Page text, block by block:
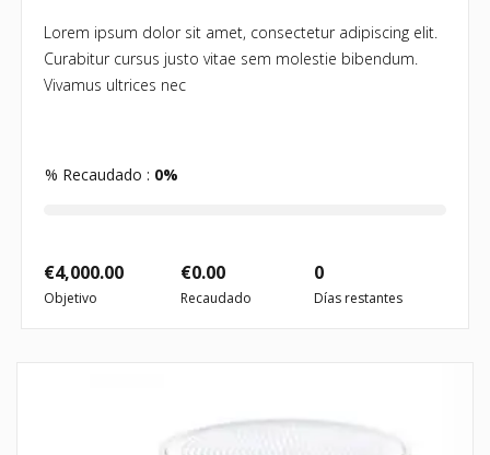
Lorem ipsum dolor sit amet, consectetur adipiscing elit.
Curabitur cursus justo vitae sem molestie bibendum.
Vivamus ultrices nec
% Recaudado : 0%
€4,000.00
Objetivo
0
Días restantes
€0.00
Recaudado